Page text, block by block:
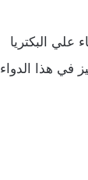
البكتريا
في هذا الدواء